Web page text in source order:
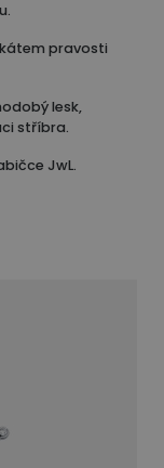
pravosti
lesk,
stříbra.
JwL.